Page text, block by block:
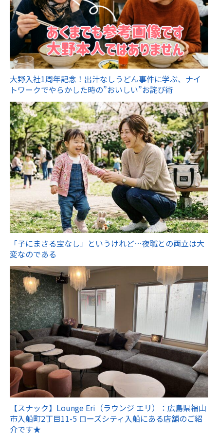
大野入社1周年記念！出汁なしうどん事件に学ぶ、ナイ
トワークでやらかした時の”おいしい”お詫び術
「子にまさる宝なし」というけれど…夜職との両立は大
変なのである
【スナック】Lounge Eri（ラウンジ エリ）：広島県福山
市入船町2丁目11-5 ローズシティ入船にある店舗のご紹
介です★